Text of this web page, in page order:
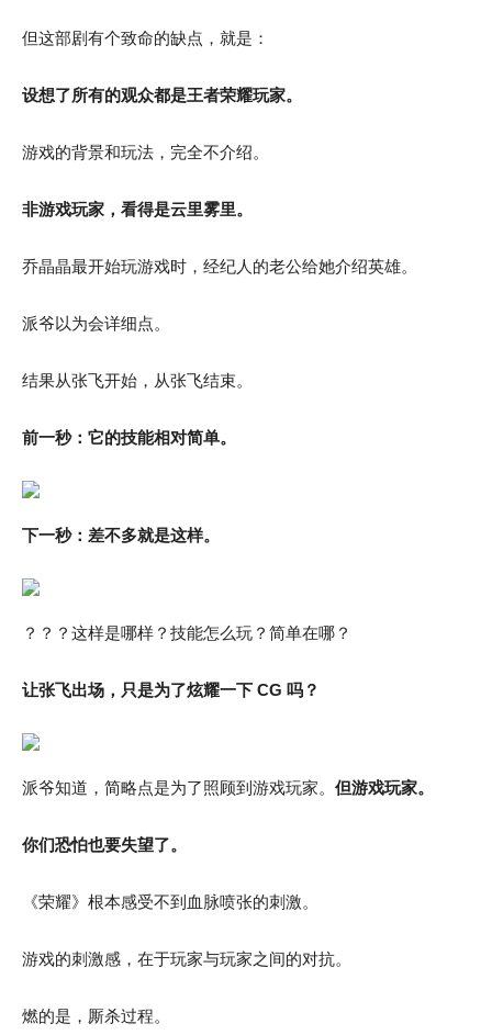
但这部剧有个致命的缺点，就是：
设想了所有的观众都是王者荣耀玩家。
游戏的背景和玩法，完全不介绍。
非游戏玩家，看得是云里雾里。
乔晶晶最开始玩游戏时，经纪人的老公给她介绍英雄。
派爷以为会详细点。
结果从张飞开始，从张飞结束。
前一秒：它的技能相对简单。
下一秒：差不多就是这样。
？？？这样是哪样？技能怎么玩？简单在哪？
让张飞出场，只是为了炫耀一下 CG 吗？
派爷知道，简略点是为了照顾到游戏玩家。 但游戏玩家。
你们恐怕也要失望了。
《荣耀》根本感受不到血脉喷张的刺激。
游戏的刺激感，在于玩家与玩家之间的对抗。
燃的是，厮杀过程。